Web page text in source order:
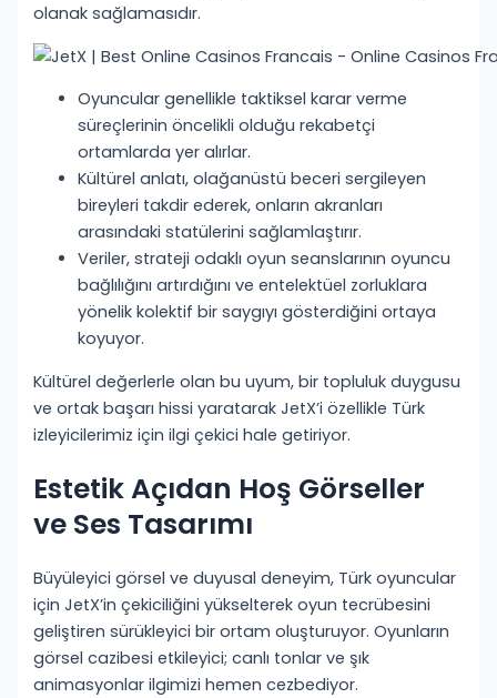
olanak sağlamasıdır.
Oyuncular genellikle taktiksel karar verme
süreçlerinin öncelikli olduğu rekabetçi
ortamlarda yer alırlar.
Kültürel anlatı, olağanüstü beceri sergileyen
bireyleri takdir ederek, onların akranları
arasındaki statülerini sağlamlaştırır.
Veriler, strateji odaklı oyun seanslarının oyuncu
bağlılığını artırdığını ve entelektüel zorluklara
yönelik kolektif bir saygıyı gösterdiğini ortaya
koyuyor.
Kültürel değerlerle olan bu uyum, bir topluluk duygusu
ve ortak başarı hissi yaratarak JetX’i özellikle Türk
izleyicilerimiz için ilgi çekici hale getiriyor.
Estetik Açıdan Hoş Görseller
ve Ses Tasarımı
Büyüleyici görsel ve duyusal deneyim, Türk oyuncular
için JetX’in çekiciliğini yükselterek oyun tecrübesini
geliştiren sürükleyici bir ortam oluşturuyor. Oyunların
görsel cazibesi etkileyici; canlı tonlar ve şık
animasyonlar ilgimizi hemen cezbediyor.